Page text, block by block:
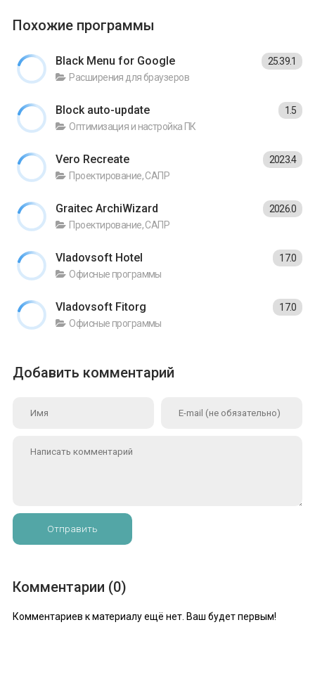
Похожие программы
Black Menu for Google
Расширения для браузеров
25.39.1
Block auto-update
Оптимизация и настройка ПК
1.5
Vero Recreate
Проектирование, САПР
2023.4
Graitec ArchiWizard
Проектирование, САПР
2026.0
Vladovsoft Hotel
Офисные программы
17.0
Vladovsoft Fitorg
Офисные программы
17.0
Добавить комментарий
Отправить
Комментарии (0)
Комментариев к материалу ещё нет. Ваш будет первым!